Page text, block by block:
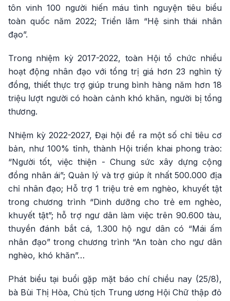
tôn vinh 100 người hiến máu tình nguyện tiêu biểu
toàn quốc năm 2022; Triển lãm “Hệ sinh thái nhân
đạo”.
Trong nhiệm kỳ 2017-2022, toàn Hội tổ chức nhiều
hoạt động nhân đạo với tổng trị giá hơn 23 nghìn tỷ
đồng, thiết thực trợ giúp trung bình hàng năm hơn 18
triệu lượt người có hoàn cảnh khó khăn, người bị tổng
thương.
Nhiệm kỳ 2022-2027, Đại hội đề ra một số chỉ tiêu cơ
bản, như 100% tỉnh, thành Hội triển khai phong trào:
“Người tốt, việc thiện - Chung sức xây dựng cộng
đồng nhân ái”; Quản lý và trợ giúp ít nhất 500.000 địa
chỉ nhân đạo; Hỗ trợ 1 triệu trẻ em nghèo, khuyết tật
trong chương trình “Dinh dưỡng cho trẻ em nghèo,
khuyết tật”; hỗ trợ ngư dân làm việc trên 90.600 tàu,
thuyền đánh bắt cá, 1.300 hộ ngư dân có “Mái ấm
nhân đạo” trong chương trình “An toàn cho ngư dân
nghèo, khó khăn”…
Phát biểu tại buổi gặp mặt báo chí chiều nay (25/8),
bà Bùi Thị Hòa, Chủ tịch Trung ương Hội Chữ thập đỏ